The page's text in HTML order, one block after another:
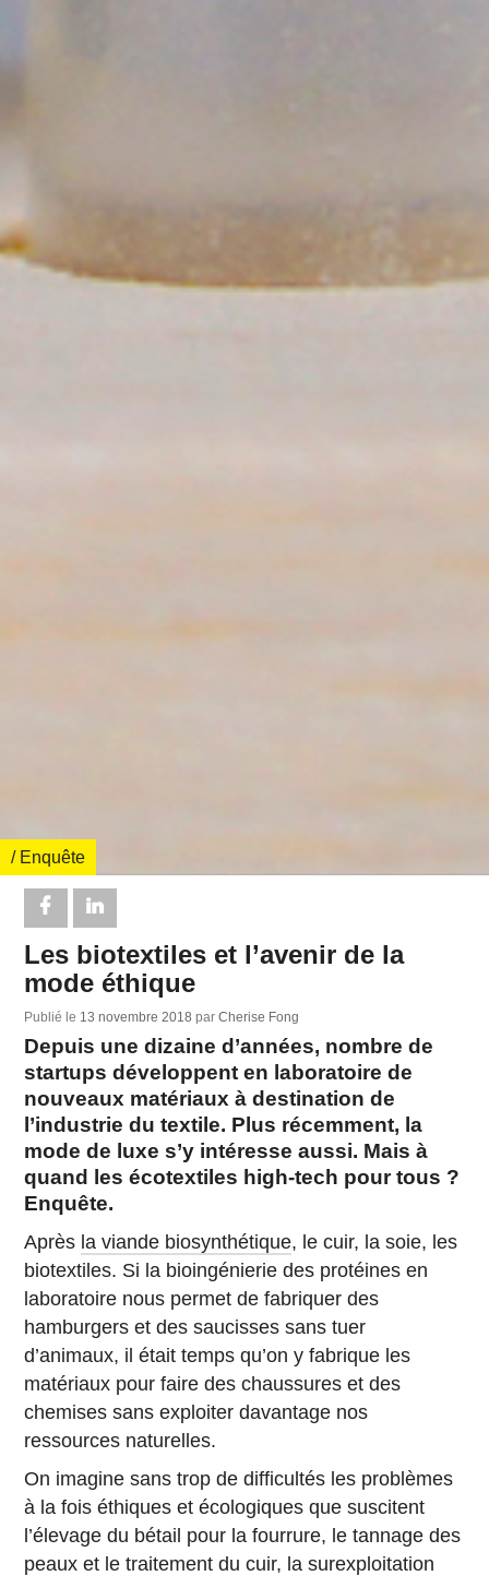
/ Enquête
Les biotextiles et l’avenir de la
mode éthique
Publié le 13 novembre 2018parCherise Fong
Depuis une dizaine d’années, nombre de
startups développent en laboratoire de
nouveaux matériaux à destination de
l’industrie du textile. Plus récemment, la
mode de luxe s’y intéresse aussi. Mais à
quand les écotextiles high-tech pour tous ?
Enquête.
Après la viande biosynthétique, le cuir, la soie, les
biotextiles. Si la bioingénierie des protéines en
laboratoire nous permet de fabriquer des
hamburgers et des saucisses sans tuer
d’animaux, il était temps qu’on y fabrique les
matériaux pour faire des chaussures et des
chemises sans exploiter davantage nos
ressources naturelles.
On imagine sans trop de difficultés les problèmes
à la fois éthiques et écologiques que suscitent
l’élevage du bétail pour la fourrure, le tannage des
peaux et le traitement du cuir, la surexploitation